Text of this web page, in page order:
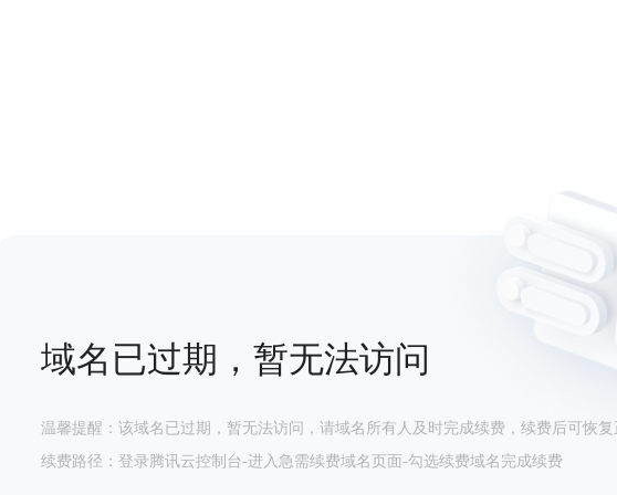
域名已过期，暂无法访问
温馨提醒：该域名已过期，暂无法访问，请域名所有人及时完成续费，续费后可恢复
续费路径：登录腾讯云控制台-进入急需续费域名页面-勾选续费域名完成续费